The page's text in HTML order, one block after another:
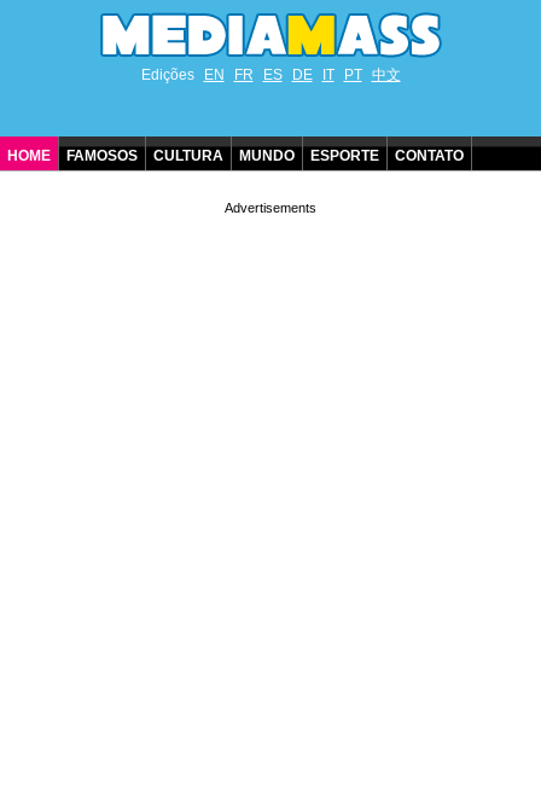
Edições EN FR ES DE IT PT 中文
HOME FAMOSOS CULTURA MUNDO ESPORTE CONTATO